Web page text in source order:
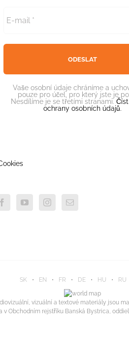
Vaše osobní údaje chráníme a
pouze pro účel, pro který jste je
Nesdílíme je se třetími stranami.
ochrany osobních údajů.
SK • EN • FR • DE • HU • RU
vizuální a textové materiály jsou
v Obchodním rejstříku Banská Bystrica,